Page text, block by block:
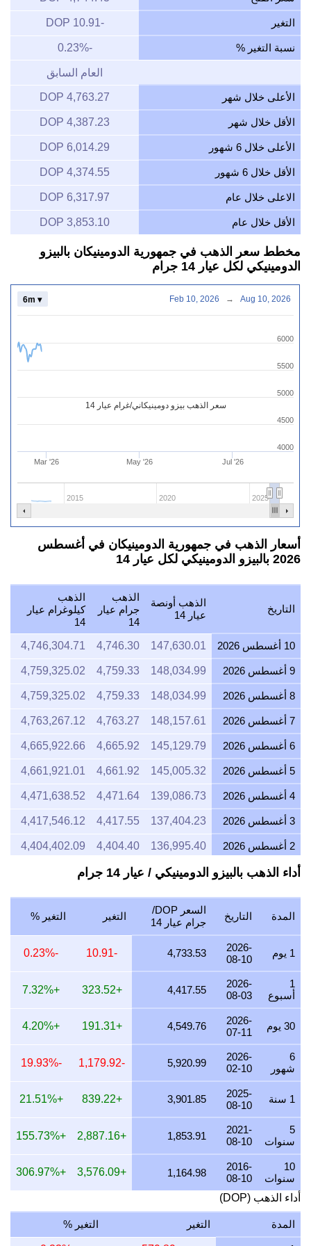
التغير -10.91 DOP
نسبة التغير % -0.23%
العام السابق
الأعلى خلال شهر 4,763.27 DOP
الأقل خلال شهر 4,387.23 DOP
الأعلى خلال 6 شهور 6,014.29 DOP
الأقل خلال 6 شهور 4,374.55 DOP
الاعلى خلال عام 6,317.97 DOP
الأقل خلال عام 3,853.10 DOP
مخطط سعر الذهب في جمهورية الدومينيكان بالبيزو
الدومينيكي لكل عيار 14 جرام
سعر الذهب بيزو دومينيكاني/غرام عيار 14
Mar '26 May '26 Jul '26
2015 2020 2025
4000
4500
5000
5500
6000
6m ▾ Feb 10, 2026 → Aug 10, 2026
أسعار الذهب في جمهورية الدومينيكان في أغسطس
2026 بالبيزو الدومينيكي لكل عيار 14
التاريخ
الذهب أونصة
عيار 14
الذهب
جرام عيار
14
الذهب
كيلوغرام عيار
14
10 أغسطس 2026 147,630.01
4,746.30
4,746,304.71
9 أغسطس 2026 148,034.99
4,759.33
4,759,325.02
8 أغسطس 2026 148,034.99
4,759.33
4,759,325.02
7 أغسطس 2026 148,157.61
4,763.27
4,763,267.12
6 أغسطس 2026 145,129.79
4,665.92
4,665,922.66
5 أغسطس 2026 145,005.32
4,661.92
4,661,921.01
4 أغسطس 2026 139,086.73
4,471.64
4,471,638.52
3 أغسطس 2026 137,404.23
4,417.55
4,417,546.12
2 أغسطس 2026 136,995.40
4,404.40
4,404,402.09
1 أغسطس 2026 136,995.40
4,404.40
4,404,402.09
31 يوليو 2026 137,477.43
4,419.90
4,419,899.30
30 يوليو 2026 139,552.18
4,486.60
4,486,602.71
4,435.43
4,435,430.92
28 يوليو 2026 137,418.01
4,417.99
27 يوليو 2026 138,967.35
4,467.80
4,467,800.20
26 يوليو 2026 137,969.71
4,435.73
4,435,726.13
25 يوليو 2026 137,969.71
4,435.73
24 يوليو 2026 138,442.35
23 يوليو 2026 137,665.21
4,425.94
4,425,936.59
22 يوليو 2026 142,054.33
4,567.05
21 يوليو 2026
20 يوليو 2026 136,930.58
4,402.32
4,402,318.16
19 يوليو 2026
18 يوليو 2026 137,528.22
4,421.53
4,421,532.23
أداء الذهب بالبيزو الدومينيكي / عيار 14 جرام
المدة التاريخ
السعر DOP/
جرام عيار 14
التغير التغير %
1 يوم
2026-
08-10
4,733.53
-10.91
-0.23%
1
أسبوع
2026-
08-03
4,417.55
+323.52
+7.32%
30 يوم
2026-
07-11
4,549.76
+191.31
+4.20%
6
شهور
2026-
02-10
5,920.99
-1,179.92
-19.93%
1 سنة
2025-
08-10
3,901.85
+839.22
+21.51%
5
سنوات
2021-
08-10
1,853.91
+2,887.16
+155.73%
10
سنوات
2016-
08-10
1,164.98
+3,576.09
+306.97%
أداء الذهب (DOP)
المدة التغير التغير %